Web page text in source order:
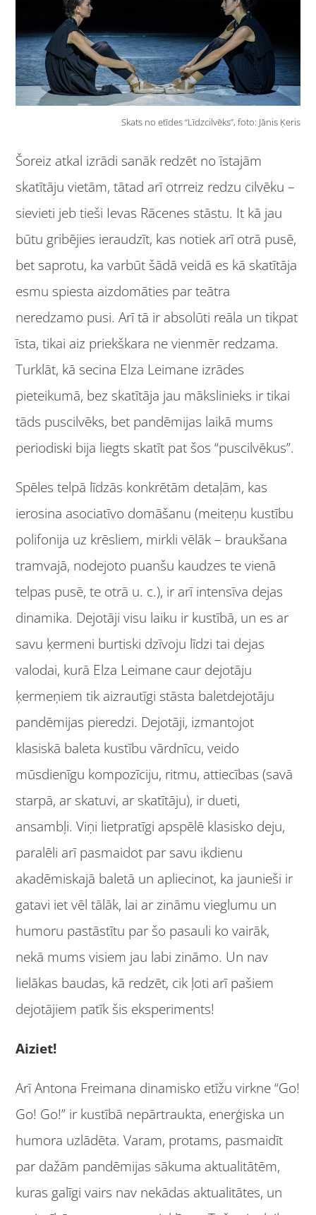
Skats no etīdes “Līdzcilvēks”, foto: Jānis Ķeris
Šoreiz atkal izrādi sanāk redzēt no īstajām
skatītāju vietām, tātad arī otrreiz redzu cilvēku –
sievieti jeb tieši Ievas Rācenes stāstu. It kā jau
būtu gribējies ieraudzīt, kas notiek arī otrā pusē,
bet saprotu, ka varbūt šādā veidā es kā skatītāja
esmu spiesta aizdomāties par teātra
neredzamo pusi. Arī tā ir absolūti reāla un tikpat
īsta, tikai aiz priekškara ne vienmēr redzama.
Turklāt, kā secina Elza Leimane izrādes
pieteikumā, bez skatītāja jau mākslinieks ir tikai
tāds puscilvēks, bet pandēmijas laikā mums
periodiski bija liegts skatīt pat šos “puscilvēkus”.
Spēles telpā līdzās konkrētām detaļām, kas
ierosina asociatīvo domāšanu (meiteņu kustību
polifonija uz krēsliem, mirkli vēlāk – braukšana
tramvajā, nodejoto puanšu kaudzes te vienā
telpas pusē, te otrā u. c.), ir arī intensīva dejas
dinamika. Dejotāji visu laiku ir kustībā, un es ar
savu ķermeni burtiski dzīvoju līdzi tai dejas
valodai, kurā Elza Leimane caur dejotāju
ķermeņiem tik aizrautīgi stāsta baletdejotāju
pandēmijas pieredzi. Dejotāji, izmantojot
klasiskā baleta kustību vārdnīcu, veido
mūsdienīgu kompozīciju, ritmu, attiecības (savā
starpā, ar skatuvi, ar skatītāju), ir dueti,
ansambļi. Viņi lietpratīgi apspēlē klasisko deju,
paralēli arī pasmaidot par savu ikdienu
akadēmiskajā baletā un apliecinot, ka jaunieši ir
gatavi iet vēl tālāk, lai ar zināmu vieglumu un
humoru pastāstītu par šo pasauli ko vairāk,
nekā mums visiem jau labi zināmo. Un nav
lielākas baudas, kā redzēt, cik ļoti arī pašiem
dejotājiem patīk šis eksperiments!
Aiziet!
Arī Antona Freimana dinamisko etīžu virkne “Go!
Go! Go!” ir kustībā nepārtraukta, enerģiska un
humora uzlādēta. Varam, protams, pasmaidīt
par dažām pandēmijas sākuma aktualitātēm,
kuras galīgi vairs nav nekādas aktualitātes, un